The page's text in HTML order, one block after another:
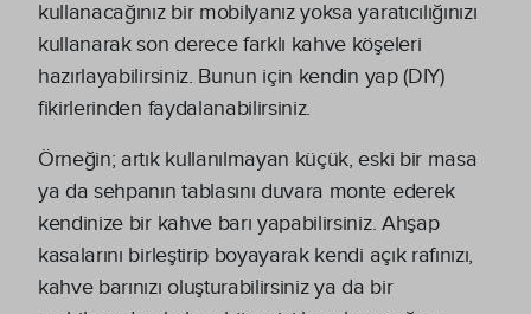
kullanacağınız bir mobilyanız yoksa yaratıcılığınızı
kullanarak son derece farklı kahve köşeleri
hazırlayabilirsiniz. Bunun için kendin yap (DIY)
fikirlerinden faydalanabilirsiniz.
Örneğin; artık kullanılmayan küçük, eski bir masa
ya da sehpanın tablasını duvara monte ederek
kendinize bir kahve barı yapabilirsiniz. Ahşap
kasalarını birleştirip boyayarak kendi açık rafınızı,
kahve barınızı oluşturabilirsiniz ya da bir